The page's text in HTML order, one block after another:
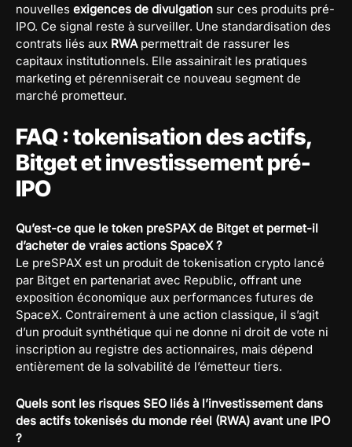
nouvelles exigences de divulgation sur ces produits pré-
IPO. Ce signal reste à surveiller. Une standardisation des
contrats liés aux RWApermettrait de rassurer les
capitaux institutionnels. Elle assainirait les pratiques
marketing et pérenniserait ce nouveau segment de
marché prometteur.
FAQ : tokenisation des actifs,
Bitget et investissement pré-
IPO
Qu’est-ce que le token preSPAX de Bitget et permet-il
d’acheter de vraies actions SpaceX ?
Le preSPAX est un produit de tokenisation crypto lancé
par Bitget en partenariat avec Republic, offrant une
exposition économique aux performances futures de
SpaceX. Contrairement à une action classique, il s’agit
d’un produit synthétique qui ne donne ni droit de vote ni
inscription au registre des actionnaires, mais dépend
entièrement de la solvabilité de l’émetteur tiers.
Quels sont les risques SEO liés à l’investissement dans
des actifs tokenisés du monde réel (RWA) avant une IPO
?